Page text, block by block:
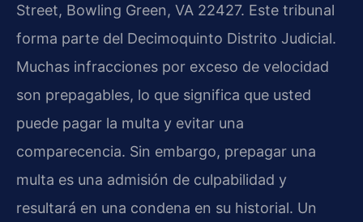
Street, Bowling Green, VA 22427. Este tribunal
forma parte del Decimoquinto Distrito Judicial.
Muchas infracciones por exceso de velocidad
son prepagables, lo que significa que usted
puede pagar la multa y evitar una
comparecencia. Sin embargo, prepagar una
multa es una admisión de culpabilidad y
resultará en una condena en su historial. Un